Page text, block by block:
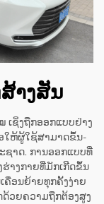
າງສັນ
ເຊິ່ງຖືກອອກແບບຢ່າງ
ໃຫ້ຜູ້ໃຊ້ສາມາດຂຶ້ນ-
ຊາດ. ການອອກແບບທີ່
າງກາຍທີ່ມັກເກີດຂຶ້ນ
ຄື່ອນຍ້າຍທຸກຄັ້ງງ່າຍ
ວຍຄວາມຖືກຕ້ອງສູງ